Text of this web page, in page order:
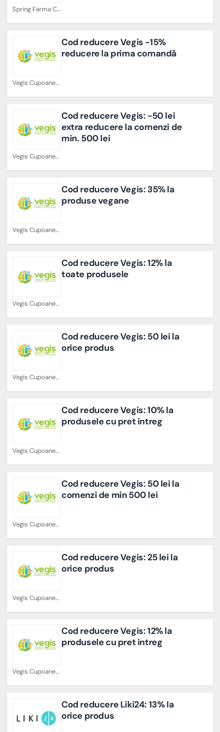
Spring Farma Cupoane
Vegis Cupoane
Cod reducere Vegis -15%
reducere la prima comandă
Vegis Cupoane
Cod reducere Vegis: -50 lei
extra reducere la comenzi de
min. 500 lei
Vegis Cupoane
Cod reducere Vegis: 35% la
produse vegane
Vegis Cupoane
Cod reducere Vegis: 12% la
toate produsele
Vegis Cupoane
Cod reducere Vegis: 50 lei la
orice produs
Vegis Cupoane
Cod reducere Vegis: 10% la
produsele cu pret intreg
Vegis Cupoane
Cod reducere Vegis: 50 lei la
comenzi de min 500 lei
Vegis Cupoane
Cod reducere Vegis: 25 lei la
orice produs
Vegis Cupoane
Cod reducere Vegis: 12% la
produsele cu pret intreg
Cod reducere Liki24: 13% la
orice produs